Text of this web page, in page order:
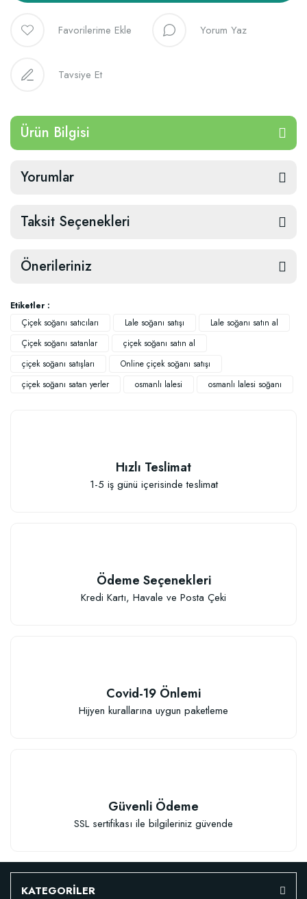
Yorum Yaz
Tavsiye Et
Ürün Bilgisi
Yorumlar
Taksit Seçenekleri
Önerileriniz
Etiketler :
Çiçek soğanı satıcıları
Lale soğanı satışı
Lale soğanı satın al
Çiçek soğanı satanlar
çiçek soğanı satın al
çiçek soğanı satışları
Online çiçek soğanı satışı
çiçek soğanı satan yerler
osmanlı lalesi osmanlı lalesi soğanı
Hızlı Teslimat
1-5 iş günü içerisinde teslimat
Ödeme Seçenekleri
Kredi Kartı, Havale ve Posta Çeki
Covid-19 Önlemi
Hijyen kurallarına uygun paketleme
Güvenli Ödeme
SSL sertifikası ile bilgileriniz güvende
KATEGORİLER